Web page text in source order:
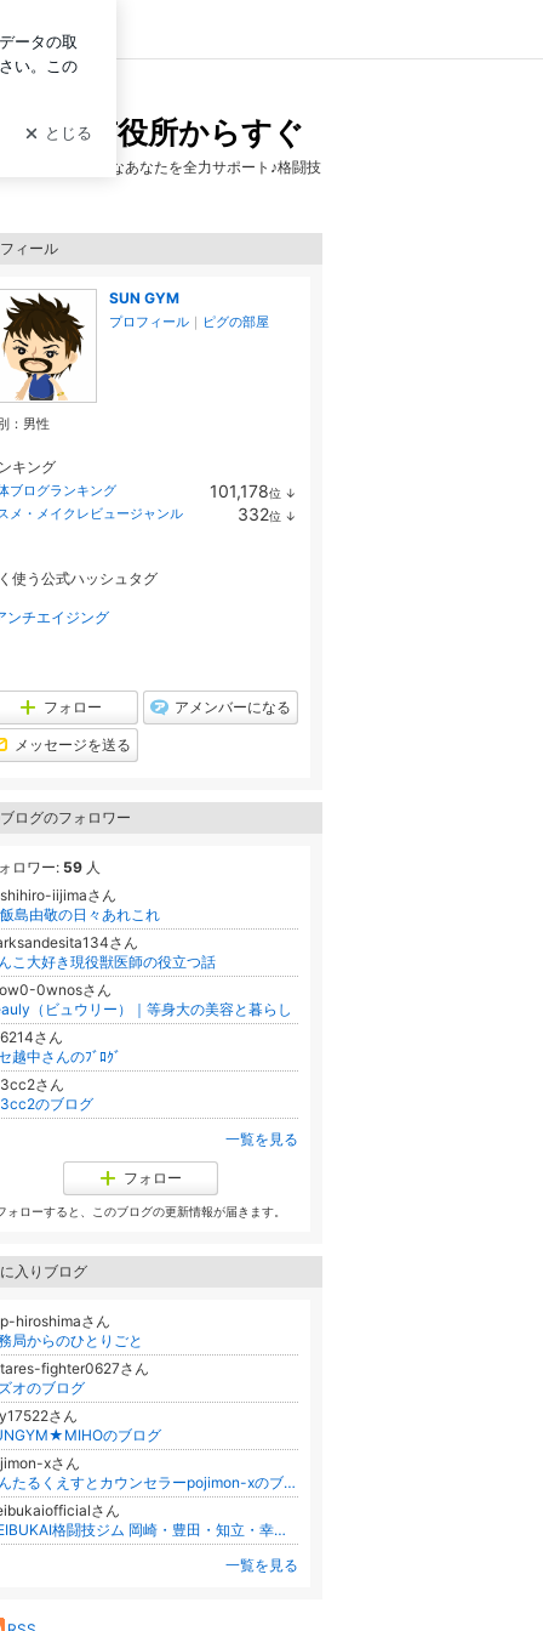
ン
たま市役所からすぐ
続けたい…そんなあなたを全力サポート♪格闘技
ィール
SUN GYM
プロフィール ｜ ピグの部屋
： 男性
キング
ブログランキング 101,178位 ↓
メ・メイクレビュージャンル 332位 ↓
使う公式ハッシュタグ
ンチエイジング
フォロー アメンバーになる
メッセージを送る
ログのフォロワー
ロワー: 59 人
iijimaさん
島由敬の日々あれこれ
さん
こ大好き現役獣医師の役立つ話
0wnosさん
（ビュウリー）｜等身大の美容と暮らし
さん
越中さんのﾌﾞﾛｸﾞ
さん
のブログ
一覧を見る
フォロー
ォローすると、このブログの更新情報が届きます。
入りブログ
hiroshimaさん
局からのひとりごと
fighter0627さん
オのブログ
さん
のブログ
xさん
めんたるくえすとカウンセラーpojimon-xのブログ
さん
MEIBUKAI格闘技ジム 岡崎・豊田・知立・幸田 Ofiicial Blog
一覧を見る